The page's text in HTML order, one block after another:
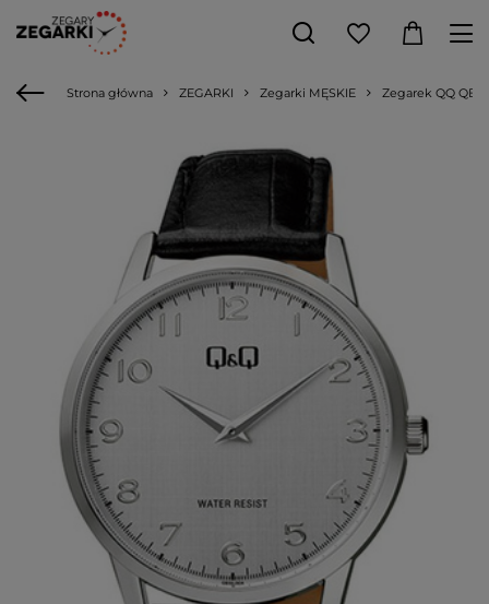
Strona główna ZEGARKI Zegarki MĘSKIE Zegarek QQ